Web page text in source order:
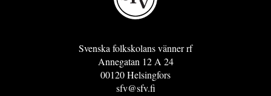
Svenska folkskolans vänner rf
Annegatan 12 A 24
00120 Helsingfors
sfv@sfv.fi